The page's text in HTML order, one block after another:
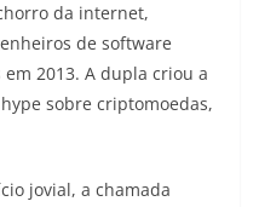
da internet,
de software
em 2013. A dupla criou a
sobre criptomoedas,
jovial, a chamada